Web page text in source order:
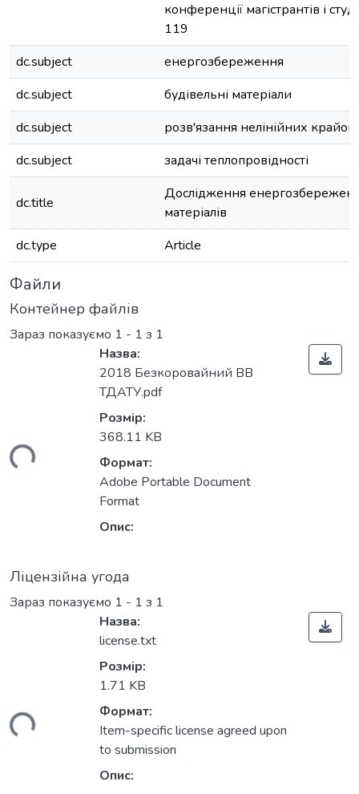
конференції магістрантів і
119
dc.subject
енергозбереження
dc.subject
будівельні матеріали
dc.subject
розв'язання нелінійних
dc.subject
задачі теплопровідності
dc.title
Дослідження
матеріалів
dc.type
Article
Файли
Контейнер файлів
Зараз показуємо 1 - 1 з 1
Назва:
2018 Безкоровайний ВВ
ТДАТУ.pdf
Розмір:
368.11 KB
Формат:
Adobe Portable Document
Format
Опис:
Ліцензійна угода
Зараз показуємо 1 - 1 з 1
Назва:
license.txt
Розмір:
1.71 KB
Формат:
Item-specific license agreed upon
to submission
Опис: